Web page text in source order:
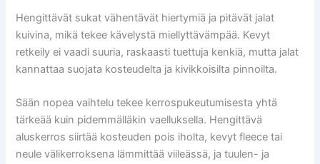
Hengittävät sukat vähentävät hiertymiä ja pitävät jalat
kuivina, mikä tekee kävelystä miellyttävämpää. Kevyt
retkeily ei vaadi suuria, raskaasti tuettuja kenkiä, mutta jalat
kannattaa suojata kosteudelta ja kivikkoisilta pinnoilta.
Sään nopea vaihtelu tekee kerrospukeutumisesta yhtä
tärkeää kuin pidemmälläkin vaelluksella. Hengittävä
aluskerros siirtää kosteuden pois iholta, kevyt fleece tai
neule välikerroksena lämmittää viileässä, ja tuulen- ja